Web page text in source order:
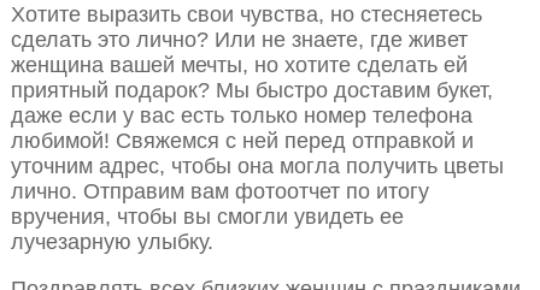
Хотите выразить свои чувства, но стесняетесь
сделать это лично? Или не знаете, где живет
женщина вашей мечты, но хотите сделать ей
приятный подарок? Мы быстро доставим букет,
даже если у вас есть только номер телефона
любимой! Свяжемся с ней перед отправкой и
уточним адрес, чтобы она могла получить цветы
лично. Отправим вам фотоотчет по итогу
вручения, чтобы вы смогли увидеть ее
лучезарную улыбку.